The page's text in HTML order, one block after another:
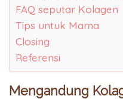
FAQ seputar Kolagen
Tips untuk Mama
Closing
Referensi
Mengandung